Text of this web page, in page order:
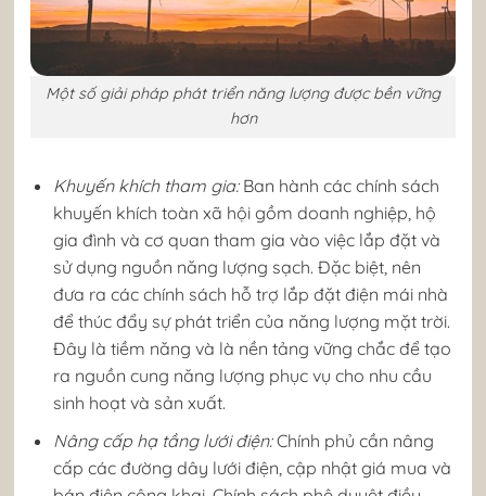
Một số giải pháp phát triển năng lượng được bền vững
hơn
Khuyến khích tham gia:Ban hành các chính sách
khuyến khích toàn xã hội gồm doanh nghiệp, hộ
gia đình và cơ quan tham gia vào việc lắp đặt và
sử dụng nguồn năng lượng sạch. Đặc biệt, nên
đưa ra các chính sách hỗ trợ lắp đặt điện mái nhà
để thúc đẩy sự phát triển của năng lượng mặt trời.
Đây là tiềm năng và là nền tảng vững chắc để tạo
ra nguồn cung năng lượng phục vụ cho nhu cầu
sinh hoạt và sản xuất.
Nâng cấp hạ tầng lưới điện:Chính phủ cần nâng
cấp các đường dây lưới điện, cập nhật giá mua và